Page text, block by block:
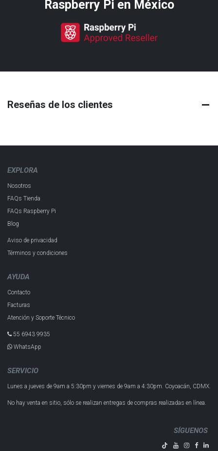
Raspberry Pi​ en México
Reseñas de los clientes
EXPLORA
Nosotros
FAQs Tienda
FAQs Raspberry Pi
Blog
Aviso de privacidad
Términos y condiciones
AYUDA
Contacto
Facturas
Atención y Soporte Técnico
55 6943 993​5
WhatsApp
SERVICIO
Lunes a jueves de 9am a 5:30pm y viernes de 9am a 4:30pm. Coyoacán, CDMX.
No hay venta en sitio, sólo se realizan entregas de compras realizadas en línea.
SÍGUENOS